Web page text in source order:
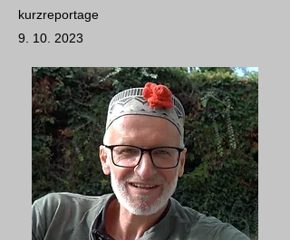
kurzreportage
9. 10. 2023